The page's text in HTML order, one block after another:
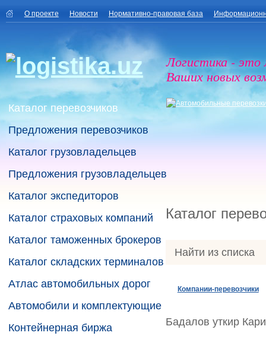
О проекте Новости Нормативно-правовая база
Логистика - это
Ваших новых
Каталог перевозчиков
Предложения перевозчиков
Каталог грузовладельцев
Предложения грузовладельцев
Каталог экспедиторов
Каталог страховых компаний
Каталог таможенных брокеров
Каталог складских терминалов
Атлас автомобильных дорог
Автомобили и комплектующие
Контейнерная биржа
Каталог
Найти из списка
Компании-перевозчики
Бадалов уткир